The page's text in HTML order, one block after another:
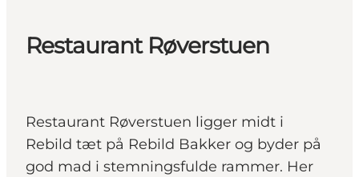
Restaurant Røverstuen
Restaurant Røverstuen ligger midt i
Rebild tæt på Rebild Bakker og byder på
god mad i stemningsfulde rammer. Her